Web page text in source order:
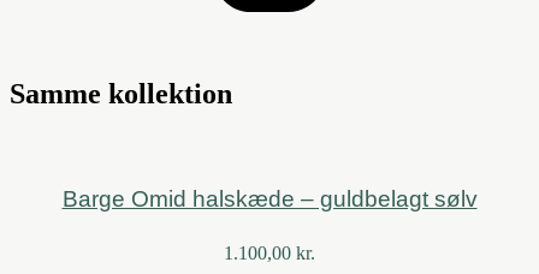
Samme kollektion
Barge Omid halskæde – guldbelagt sølv
1.100,00 kr.